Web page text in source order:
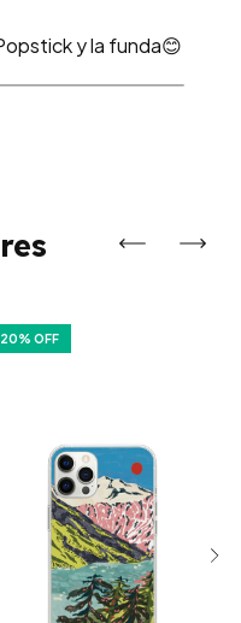
y la funda😊
20% OFF